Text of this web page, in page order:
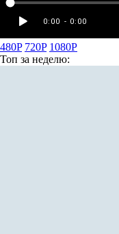
480P 720P 1080P
Топ за неделю: